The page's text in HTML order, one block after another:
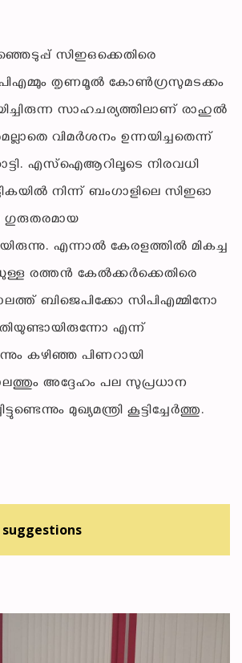
സിഇഒക്കെതിരെ
തൃണമൂൽ കോൺഗ്രസുമടക്കം
സാഹചര്യത്തിലാണ് രാഹുൽ
വിമർശനം ഉന്നയിച്ചതെന്ന്
എസ്ഐആറിലൂടെ നിരവധി
നിന്ന് ബംഗാളിലെ സിഇഓ
ഗുരുതരമായ
എന്നാൽ കേരളത്തിൽ മികച്ച
രത്തൻ കേൽക്കർക്കെതിരെ
ബിജെപിക്കോ സിപിഎമ്മിനോ
എന്ന്
കഴിഞ്ഞ പിണറായി
അദ്ദേഹം പല സുപ്രധാന
മുഖ്യമന്ത്രി കൂട്ടിച്ചേർത്തു.
suggestions